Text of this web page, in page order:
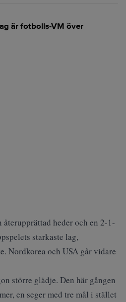
är fotbolls-VM över
återupprättad heder och en 2-1-
starkaste lag,
Nordkorea och USA går vidare
större glädje. Den här gången
en seger med tre mål i stället